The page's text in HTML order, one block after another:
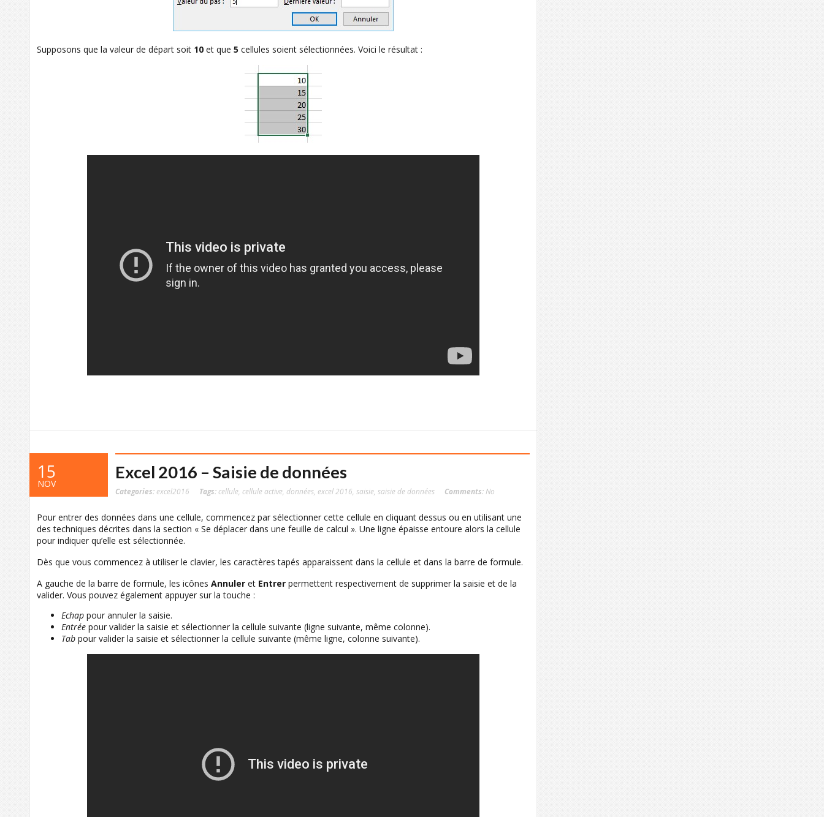
Supposons que la valeur de départ soit 10 et que 5 cellules soient sélectionnées. Voici le résultat :
15
NOV
Excel 2016 – Saisie de données
Categories: excel2016 Tags: cellule cellule active données excel 2016 saisie saisie de données Comments: No
Pour entrer des données dans une cellule, commencez par sélectionner cette cellule en cliquant dessus ou en utilisant une
des techniques décrites dans la section « Se déplacer dans une feuille de calcul ». Une ligne épaisse entoure alors la cellule
pour indiquer qu’elle est sélectionnée.
Dès que vous commencez à utiliser le clavier, les caractères tapés apparaissent dans la cellule et dans la barre de formule.
A gauche de la barre de formule, les icônes Annuler et Entrer permettent respectivement de supprimer la saisie et de la
valider. Vous pouvez également appuyer sur la touche :
Echap pour annuler la saisie.
Entrée pour valider la saisie et sélectionner la cellule suivante (ligne suivante, même colonne).
Tab pour valider la saisie et sélectionner la cellule suivante (même ligne, colonne suivante).